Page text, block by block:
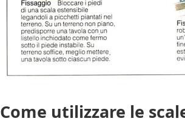
Come utilizzare le